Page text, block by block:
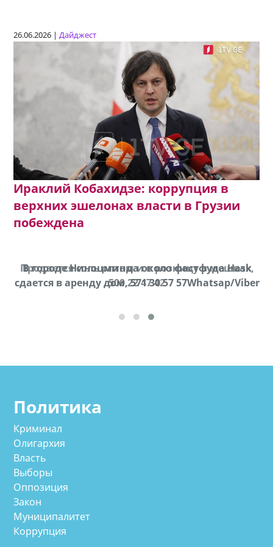
26.06.2026 |Дайджест
Ираклий Кобахидзе: коррупция в
верхних эшелонах власти в Грузии
побеждена
Продается соль оптом и в розницу в мешках,
500 22 47 42
В городе Ниноцминда около фастфуда Hask
cдается в аренду дом, 571 30 57 57Whatsap/Viber
Политика
Криминал
Олигархия
Власть
Выборы
Оппозиция
Закон
Муниципалитет
Коррупция